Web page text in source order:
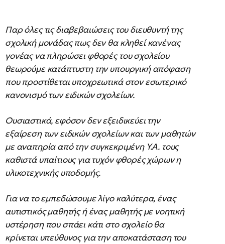
Παρ όλες τις διαβεβαιώσεις του διευθυντή της
σχολική μονάδας πως δεν θα κληθεί κανένας
γονέας να πληρώσει φθορές του σχολείου
θεωρούμε κατάπτυστη την υπουργική απόφαση
που προστίθεται υποχρεωτικά στον εσωτερικό
κανονισμό των ειδικών σχολείων.
Ουσιαστικά, εφόσον δεν εξειδικεύει την
εξαίρεση των ειδικών σχολείων και των μαθητών
με αναπηρία από την συγκεκριμένη Υ.Α. τους
καθιστά υπαίτιους για τυχόν φθορές χώρων η
υλικοτεχνικής υποδομής.
Για να το εμπεδώσουμε λίγο καλύτερα, ένας
αυτιστικός μαθητής ή ένας μαθητής με νοητική
υστέρηση που σπάει κάτι στο σχολείο θα
κρίνεται υπεύθυνος για την αποκατάσταση του